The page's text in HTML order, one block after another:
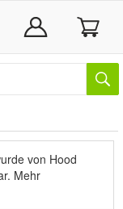
von Hood
Mehr